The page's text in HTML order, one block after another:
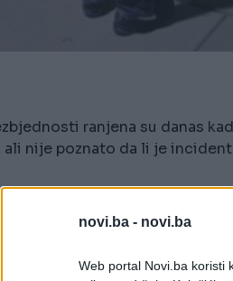
novi.ba - novi.ba
Web portal Novi.ba koristi
ranjena su danas
nije poznato da li je
bezbjednosti /FBI/
američkoj državi Misuri,
i okolini, javljaju lokalni